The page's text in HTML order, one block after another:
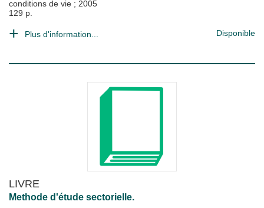
conditions de vie ; 2005
129 p.
Plus d'information... Disponible
LIVRE
Methode d'étude sectorielle.